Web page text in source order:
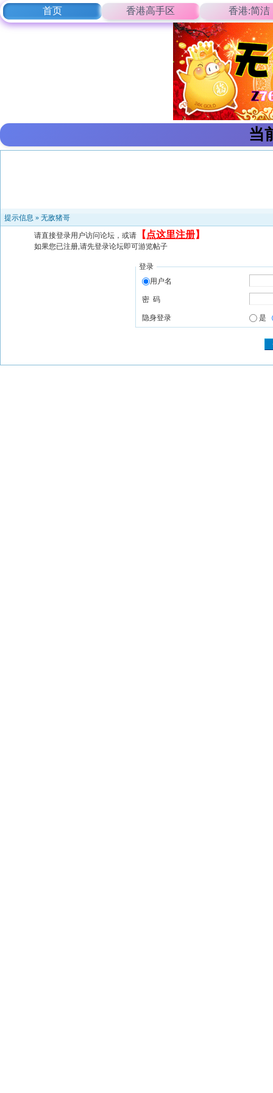
首页 香港高手区 香港:简洁
当
提示信息 » 无敌猪哥
请直接登录用户访问论坛，或请 【 点这里注册】
如果您已注册,请先登录论坛即可游览帖子
登录
用户名
密 码
隐身登录 是